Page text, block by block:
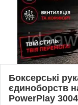
Боксерські
єдиноборств
PowerPlay